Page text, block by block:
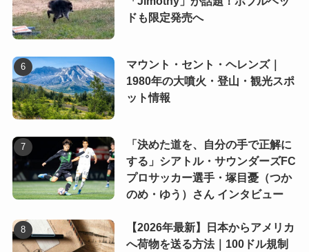
ドも限定発売へ
マウント・セント・ヘレンズ｜
1980年の大噴火・登山・観光スポ
ット情報
「決めた道を、自分の手で正解に
する」シアトル・サウンダーズFC
プロサッカー選手・塚目憂（つか
のめ・ゆう）さん インタビュー
【2026年最新】日本からアメリカ
へ荷物を送る方法｜100ドル規制